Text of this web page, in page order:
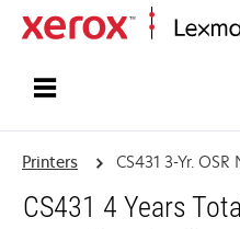
Printers CS431 3-Yr.
CS431 4 Years